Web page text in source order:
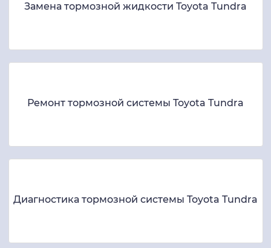
Замена тормозной жидкости Toyota Tundra
Ремонт тормозной системы Toyota Tundra
Диагностика тормозной системы Toyota Tundra